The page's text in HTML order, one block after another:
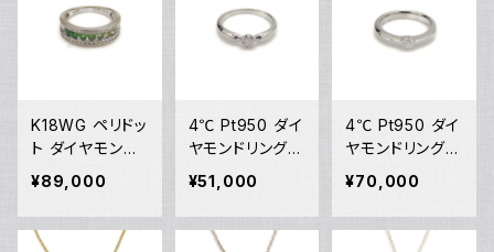
K18WG ペリドッ
ト ダイヤモンド
デザインリング 1
8金 ホワイトゴ
ールド 指輪 12
号 Y05244
¥89,000
4℃ Pt950 ダイ
ヤモンドリング
プラチナ 指輪 8
号 Y05243
¥51,000
4℃ Pt950 ダイ
ヤモンドリング
[True Love] プ
ラチナ 指輪 8号
Y05242
¥70,000